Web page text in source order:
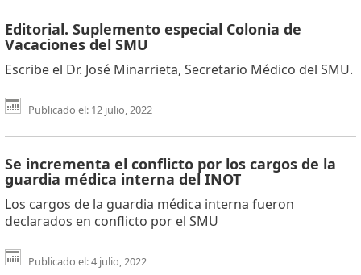
Editorial. Suplemento especial Colonia de
Vacaciones del SMU
Escribe el Dr. José Minarrieta, Secretario Médico del SMU.
Publicado el: 12 julio, 2022
Se incrementa el conflicto por los cargos de la
guardia médica interna del INOT
Los cargos de la guardia médica interna fueron
declarados en conflicto por el SMU
Publicado el: 4 julio, 2022